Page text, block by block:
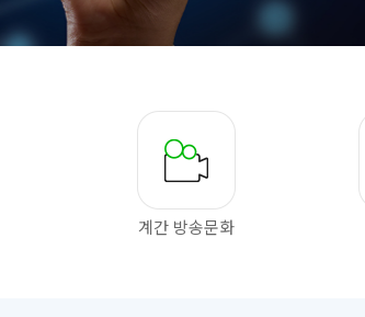
계간 방송문화